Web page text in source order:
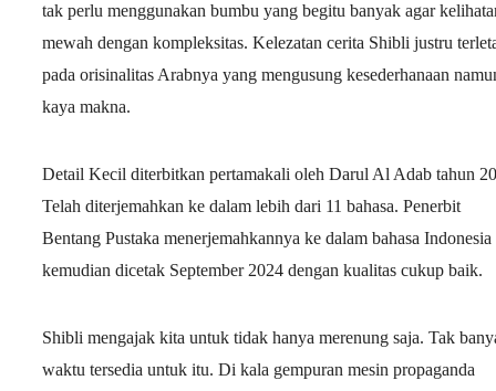
tak perlu menggunakan bumbu yang begitu banyak agar
mewah dengan kompleksitas. Kelezatan cerita Shibli justru
pada orisinalitas Arabnya yang mengusung kesederhanaan
kaya makna.
Detail Kecil diterbitkan pertamakali oleh Darul Al Adab tahun
Telah diterjemahkan ke dalam lebih dari 11 bahasa. Penerbit
Bentang Pustaka menerjemahkannya ke dalam bahasa Indonesia
kemudian dicetak September 2024 dengan kualitas cukup baik.
Shibli mengajak kita untuk tidak hanya merenung saja. Tak
waktu tersedia untuk itu. Di kala gempuran mesin propaganda